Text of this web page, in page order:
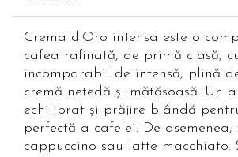
Crema d'Oro intensa este o
cafea rafinată, de primă clasă,
incomparabil de intensă, plină
cremă netedă și mătăsoasă. Un
echilibrat și prăjire blândă
perfectă a cafelei. De asemenea,
cappuccino sau latte macchiato.